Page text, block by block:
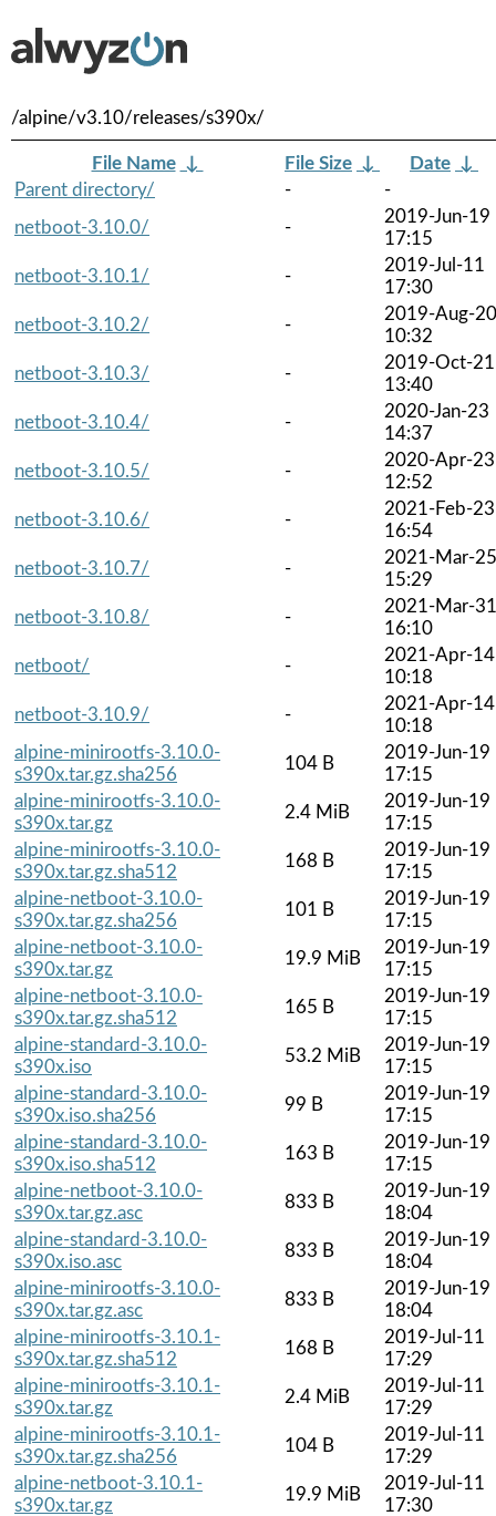
/alpine/v3.10/releases/s390x/
File Name ↓ File Size ↓ Date ↓
Parent directory/
-
-
netboot-3.10.0/
-
2019-Jun-19
17:15
netboot-3.10.1/
-
2019-Jul-11
17:30
netboot-3.10.2/
-
2019-Aug-20
10:32
netboot-3.10.3/
-
2019-Oct-21
13:40
netboot-3.10.4/
-
2020-Jan-23
14:37
netboot-3.10.5/
-
2020-Apr-23
12:52
netboot-3.10.6/
-
2021-Feb-23
16:54
netboot-3.10.7/
-
2021-Mar-25
15:29
netboot-3.10.8/
-
2021-Mar-31
16:10
netboot/
-
2021-Apr-14
10:18
netboot-3.10.9/
-
2021-Apr-14
10:18
alpine-minirootfs-3.10.0-
s390x.tar.gz.sha256
104 B
2019-Jun-19
17:15
alpine-minirootfs-3.10.0-
s390x.tar.gz
2.4 MiB
2019-Jun-19
17:15
alpine-minirootfs-3.10.0-
s390x.tar.gz.sha512
168 B
2019-Jun-19
17:15
alpine-netboot-3.10.0-
s390x.tar.gz.sha256
101 B
2019-Jun-19
17:15
alpine-netboot-3.10.0-
s390x.tar.gz
19.9 MiB
2019-Jun-19
17:15
alpine-netboot-3.10.0-
s390x.tar.gz.sha512
165 B
2019-Jun-19
17:15
alpine-standard-3.10.0-
s390x.iso
53.2 MiB
2019-Jun-19
17:15
alpine-standard-3.10.0-
s390x.iso.sha256
99 B
2019-Jun-19
17:15
alpine-standard-3.10.0-
s390x.iso.sha512
163 B
2019-Jun-19
17:15
alpine-netboot-3.10.0-
s390x.tar.gz.asc
833 B
2019-Jun-19
18:04
alpine-standard-3.10.0-
s390x.iso.asc
833 B
2019-Jun-19
18:04
alpine-minirootfs-3.10.0-
s390x.tar.gz.asc
833 B
2019-Jun-19
18:04
alpine-minirootfs-3.10.1-
s390x.tar.gz.sha512
168 B
2019-Jul-11
17:29
alpine-minirootfs-3.10.1-
s390x.tar.gz
2.4 MiB
2019-Jul-11
17:29
alpine-minirootfs-3.10.1-
s390x.tar.gz.sha256
104 B
2019-Jul-11
17:29
alpine-netboot-3.10.1-
s390x.tar.gz
19.9 MiB
2019-Jul-11
17:30